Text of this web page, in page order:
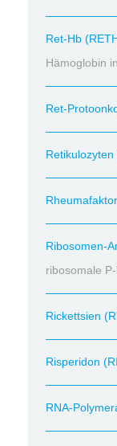
Ret-Hb
Hämoglobin
Ret-
Retikulozyten
Ribosomen-
ribosomale
Rickettsien
Risperidon
RNA-